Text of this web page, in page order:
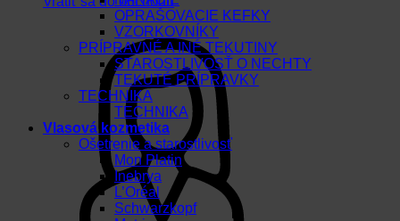
OPRAŠOVACIE KEFKY
VZORKOVNÍKY
PRÍPRAVNÉ A INÉ TEKUTINY
STAROSTLIVOSŤ O NECHTY
TEKUTÉ PRÍPRAVKY
TECHNIKA
TECHNIKA
Vlasová kozmetika
Ošetrenie a starostlivosť
Mon Platin
Inebrya
L’Oréal
Schwarzkopf